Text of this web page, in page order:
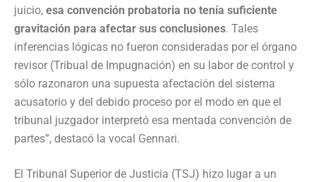
juicio, esa convención probatoria no tenía suficiente
gravitación para afectar sus conclusiones. Tales
inferencias lógicas no fueron consideradas por el órgano
revisor (Tribual de Impugnación) en su labor de control y
sólo razonaron una supuesta afectación del sistema
acusatorio y del debido proceso por el modo en que el
tribunal juzgador interpretó esa mentada convención de
partes”, destacó la vocal Gennari.
El Tribunal Superior de Justicia (TSJ) hizo lugar a un